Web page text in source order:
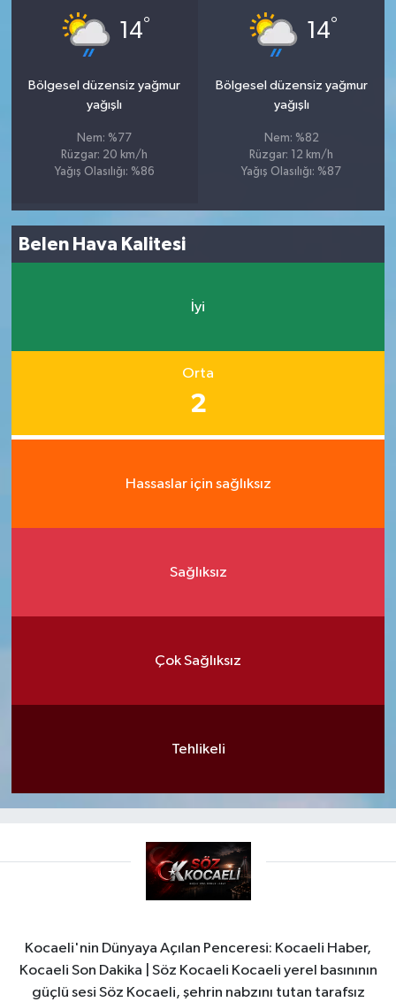
14°
Bölgesel düzensiz yağmur
yağışlı
Nem: %77
Rüzgar: 20 km/h
Yağış Olasılığı: %86
14°
Bölgesel düzensiz yağmur
yağışlı
Nem: %82
Rüzgar: 12 km/h
Yağış Olasılığı: %87
Belen Hava Kalitesi
İyi
Orta
2
Hassaslar için sağlıksız
Sağlıksız
Çok Sağlıksız
Tehlikeli
Kocaeli'nin Dünyaya Açılan Penceresi: Kocaeli Haber,
Kocaeli Son Dakika | Söz Kocaeli Kocaeli yerel basınının
güçlü sesi Söz Kocaeli, şehrin nabzını tutan tarafsız